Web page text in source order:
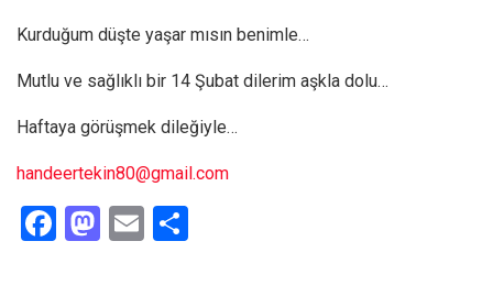
Kurduğum düşte yaşar mısın benimle…
Mutlu ve sağlıklı bir 14 Şubat dilerim aşkla dolu…
Haftaya görüşmek dileğiyle…
handeertekin80@gmail.com
F
M E